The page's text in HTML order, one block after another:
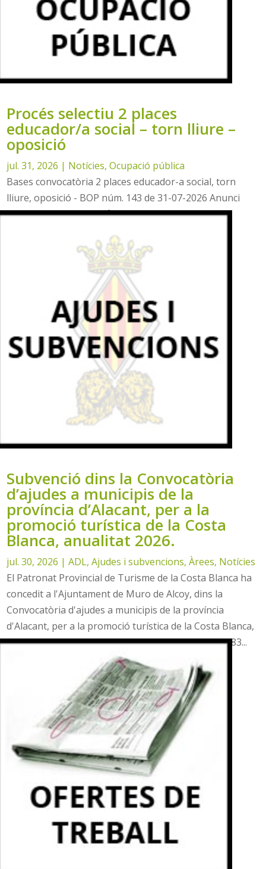
Procés selectiu 2 places
educador/a social – torn lliure –
oposició
jul. 31, 2026 | Notícies,Ocupació pública
Bases convocatòria 2 places educador-a social, torn
lliure, oposició - BOP núm. 143 de 31-07-2026 Anunci
convocatòria - DOGV nº 10424 de 07-08-2026
Subvenció dins la Convocatòria
d’ajudes a municipis de la
província d’Alacant, per a la
promoció turística de la Costa
Blanca, anualitat 2026.
jul. 30, 2026 |ADL,Ajudes i subvencions,Àrees, Notícies
El Patronat Provincial de Turisme de la Costa Blanca ha
concedit a l'Ajuntament de Muro de Alcoy, dins la
Convocatòria d'ajudes a municipis de la província
d'Alacant, per a la promoció turística de la Costa Blanca,
anualitat 2026, una subvenció per import de 2.808,83...